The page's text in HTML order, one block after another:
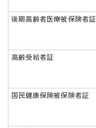
後期高齢者医療被保険者証
高齢受給者証
国民健康保険被保険者証